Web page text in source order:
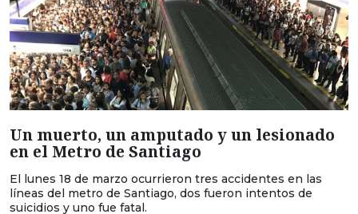
Un muerto, un amputado y un lesionado
en el Metro de Santiago
El lunes 18 de marzo ocurrieron tres accidentes en las
líneas del metro de Santiago, dos fueron intentos de
suicidios y uno fue fatal.